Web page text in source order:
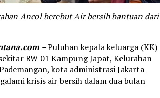
Ancol berebut Air bersih bantuan dari
–Puluhan kepala keluarga (KK)
RW 01 Kampung Japat, Kelurahan
kota administrasi Jakarta
krisis air bersih dalam dua bulan